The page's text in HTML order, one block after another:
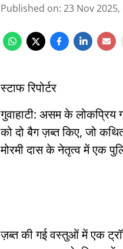
Published on: 23 Nov 2025,
स्टाफ रिपोर्टर
गुवाहाटी: असम के लोकप्रिय
को दो बैग ज़ब्त किए, जो
मोरमी दास के नेतृत्व में एक
ज़ब्त की गई वस्तुओं में एक